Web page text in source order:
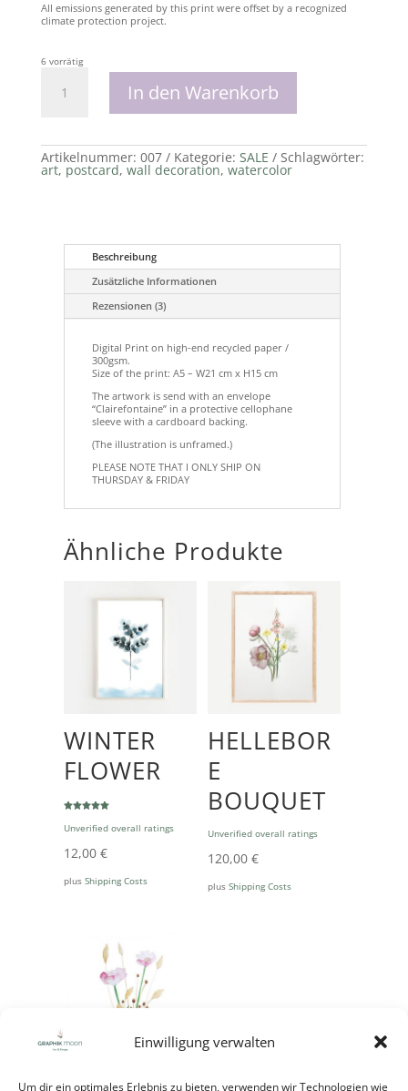
Einwilligung verwalten
Um dir ein optimales Erlebnis zu bieten, verwenden wir Technologien wie
All emissions generated by this print were offset by a recognized
climate protection project.
6 vorrätig
MOONSHADOW
Menge
In den Warenkorb
Artikelnummer: 007 Kategorie: SALE Schlagwörter:
art, postcard, wall decoration, watercolor
Beschreibung
Zusätzliche Informationen
Rezensionen (3)
Digital Print on high-end recycled paper /
300gsm.
Size of the print: A5 – W21 cm x H15 cm
The artwork is send with an envelope
“Clairefontaine” in a protective cellophane
sleeve with a cardboard backing.
(The illustration is unframed.)
PLEASE NOTE THAT I ONLY SHIP ON
THURSDAY & FRIDAY
Ähnliche Produkte
WINTER
FLOWER
mit
5.00
Unverified overall ratings
12,00 €
plus Shipping Costs
HELLEBOR
E
BOUQUET
Unverified overall ratings
120,00€
plusShipping Costs